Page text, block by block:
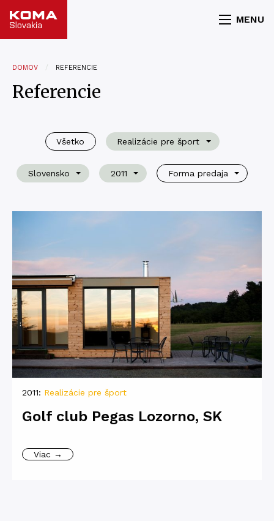
MENU
DOMOV REFERENCIE
Referencie
Všetko Realizácie pre šport
Slovensko 2011 Forma predaja
2011: Realizácie pre šport
Golf club Pegas Lozorno, SK
Viac →